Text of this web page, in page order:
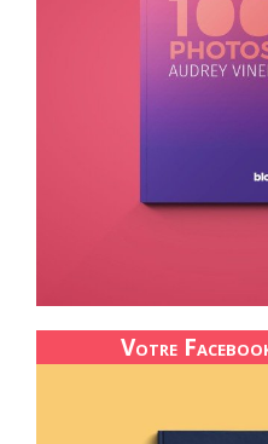
Votre